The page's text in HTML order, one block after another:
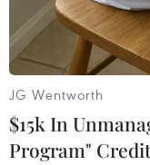
JG Wentworth
$15k In
Program"